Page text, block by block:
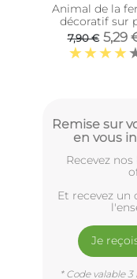
Animal de la
décoratif sur
7,90 € 5,29
Remise sur
en vous
Recevez
Et recevez un
Je
* Code valable